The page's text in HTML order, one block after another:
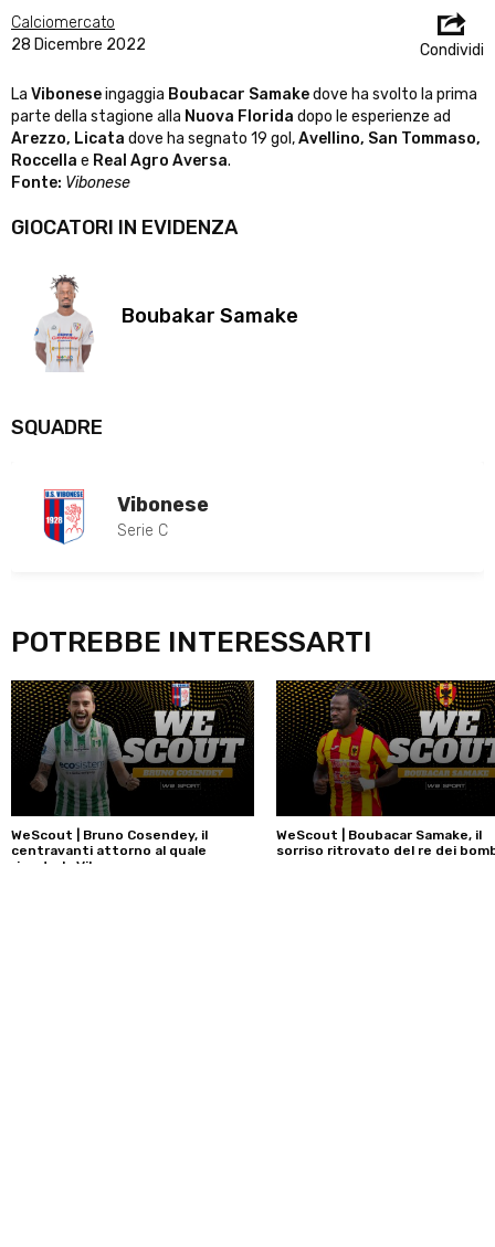
Calciomercato
28 Dicembre 2022
Condividi
La Viboneseingaggia Boubacar Samakedove ha svolto la prima
parte della stagione alla Nuova Florida dopo le esperienze ad
Arezzo, Licata dove ha segnato 19 gol,Avellino, San Tommaso,
Roccella e Real Agro Aversa.
Fonte: Vibonese
GIOCATORI IN EVIDENZA
Boubakar Samake
SQUADRE
Vibonese
Serie C
POTREBBE INTERESSARTI
WeScout | Bruno Cosendey, il
centravanti attorno al quale
riparte la Vibonese
WeScout | Boubacar Samake, il
sorriso ritrovato del re dei